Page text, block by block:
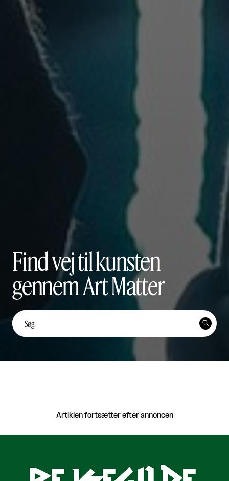
Find vej til kunsten
gennem Art Matter

Unge kunstnerstemmer: Yi
Ten Lai Fernández
Unge Kunstnerstemmer
Artiklen fortsætter efter annoncen